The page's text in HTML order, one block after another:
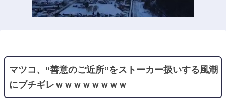
マツコ、“善意のご近所”をストーカー扱いする風潮
にブチギレｗｗｗｗｗｗｗｗ